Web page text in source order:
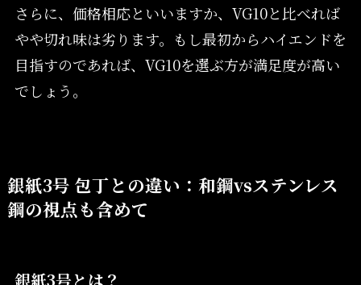
さらに、価格相応といいますか、VG10と比べれば
やや切れ味は劣ります。もし最初からハイエンドを
目指すのであれば、VG10を選ぶ方が満足度が高い
でしょう。
銀紙3号 包丁との違い：和鋼vsステンレス
鋼の視点も含めて
銀紙3号とは？